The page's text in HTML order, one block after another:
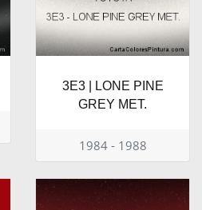
3E3 | LONE PINE
GREY MET.
1984 - 1988